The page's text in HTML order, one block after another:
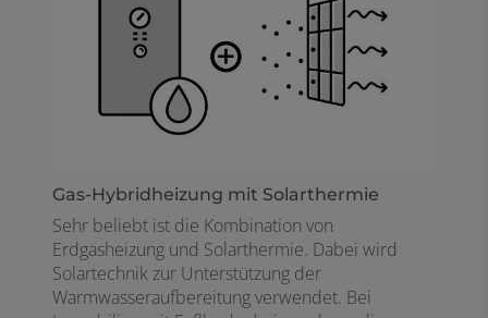
Gas-Hybridheizung mit Solarthermie ​
Sehr beliebt ist die Kombination von
Erdgasheizung und Solarthermie. Dabei wird
Solartechnik zur Unterstützung der
Warmwasseraufbereitung verwendet. Bei